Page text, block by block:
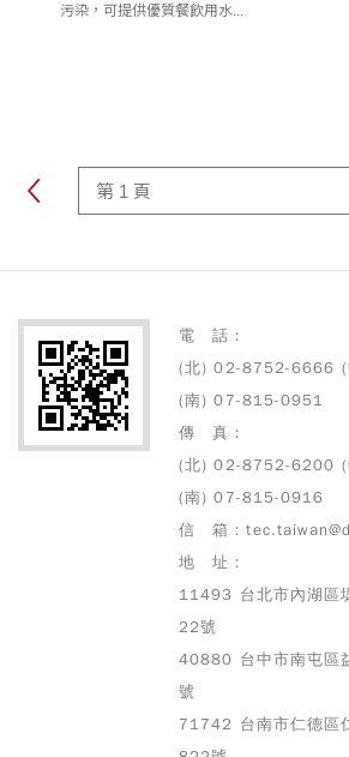
污染，可提供優質餐飲用水...
電 話：
(北) 02-8752-6666
(南) 07-815-0951
傳 真：
(北) 02-8752-6200
(南) 07-815-0916
信 箱：
地 址：
11493 台北市內湖區
22號
40880 台中市南屯區
號
71742 台南市仁德區